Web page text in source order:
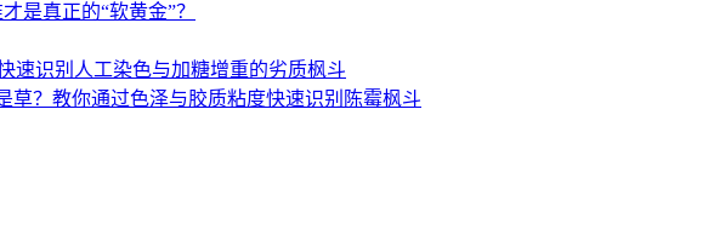
是真正的“软黄金”？
速识别人工染色与加糖增重的劣质枫斗
草？教你通过色泽与胶质粘度快速识别陈霉枫斗